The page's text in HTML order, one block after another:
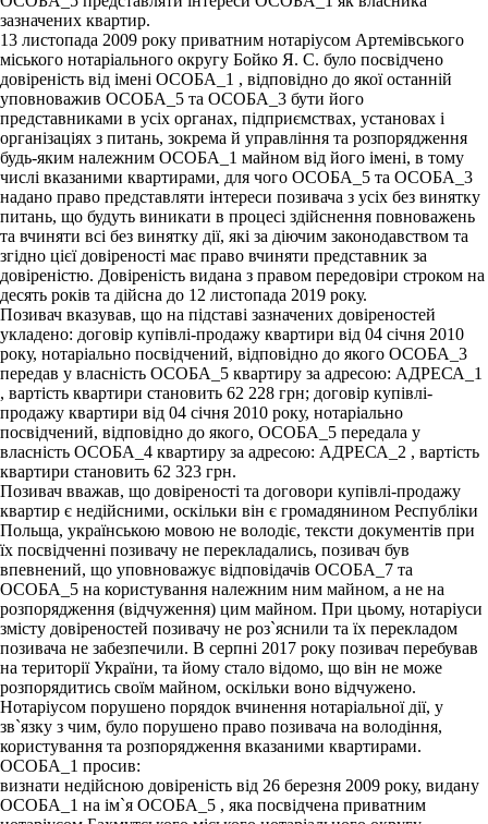
зазначених квартир.
13 листопада 2009 року приватним нотаріусом Артемівського
міського нотаріального округу Бойко Я. С. було посвідчено
довіреність від імені ОСОБА_1 , відповідно до якої останній
уповноважив ОСОБА_5 та ОСОБА_3 бути його
представниками в усіх органах, підприємствах, установах і
організаціях з питань, зокрема й управління та розпорядження
будь-яким належним ОСОБА_1 майном від його імені, в тому
числі вказаними квартирами, для чого ОСОБА_5 та ОСОБА_3
надано право представляти інтереси позивача з усіх без винятку
питань, що будуть виникати в процесі здійснення повноважень
та вчиняти всі без винятку дії, які за діючим законодавством та
згідно цієї довіреності має право вчиняти представник за
довіреністю. Довіреність видана з правом передовіри строком на
десять років та дійсна до 12 листопада 2019 року.
Позивач вказував, що на підставі зазначених довіреностей
укладено: договір купівлі-продажу квартири від 04 січня 2010
року, нотаріально посвідчений, відповідно до якого ОСОБА_3
передав у власність ОСОБА_5 квартиру за адресою: АДРЕСА_1
, вартість квартири становить 62 228 грн; договір купівлі-
продажу квартири від 04 січня 2010 року, нотаріально
посвідчений, відповідно до якого, ОСОБА_5 передала у
власність ОСОБА_4 квартиру за адресою: АДРЕСА_2 , вартість
квартири становить 62 323 грн.
Позивач вважав, що довіреності та договори купівлі-продажу
квартир є недійсними, оскільки він є громадянином Республіки
Польща, українською мовою не володіє, тексти документів при
їх посвідченні позивачу не перекладались, позивач був
впевнений, що уповноважує відповідачів ОСОБА_7 та
ОСОБА_5 на користування належним ним майном, а не на
розпорядження (відчуження) цим майном. При цьому, нотаріуси
змісту довіреностей позивачу не роз`яснили та їх перекладом
позивача не забезпечили. В серпні 2017 року позивач перебував
на території України, та йому стало відомо, що він не може
розпорядитись своїм майном, оскільки воно відчужено.
Нотаріусом порушено порядок вчинення нотаріальної дії, у
зв`язку з чим, було порушено право позивача на володіння,
користування та розпорядження вказаними квартирами.
ОСОБА_1 просив:
визнати недійсною довіреність від 26 березня 2009 року, видану
ОСОБА_1 на ім`я ОСОБА_5 , яка посвідчена приватним